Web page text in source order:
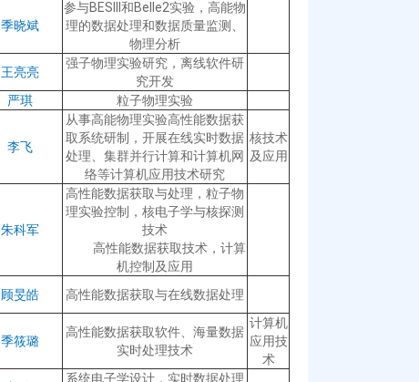
季晓斌
参与BESIII和Belle2实验，高能物
理的数据处理和数据质量监测、
物理分析
王亮亮
强子物理实验研究，离线软件研
究开发
严琪 粒子物理实验
李飞
从事高能物理实验高性能数据获
取系统研制，开展在线实时数据
处理、集群并行计算和计算机网
络等计算机应用技术研究
核技术
及应用
朱科军
高性能数据获取与处理，粒子物
理实验控制，核电子学与核探测
技术
高性能数据获取技术，计算
机控制及应用
顾旻皓 高性能数据获取与在线数据处理
季筱璐
高性能数据获取软件、海量数据
实时处理技术
计算机
应用技
术
系统电子学设计，实时数据处理